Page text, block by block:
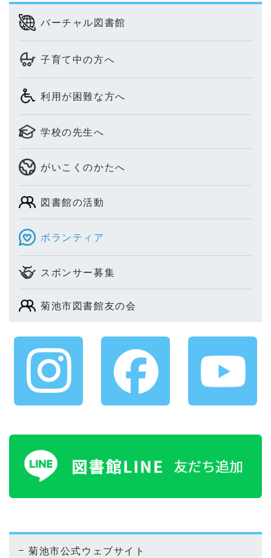
バーチャル図書館
子育て中の方へ
利用が困難な方へ
学校の先生へ
がいこくのかたへ
図書館の活動
ボランティア
スポンサー募集
菊池市図書館友の会
菊池市公式ウェブサイト